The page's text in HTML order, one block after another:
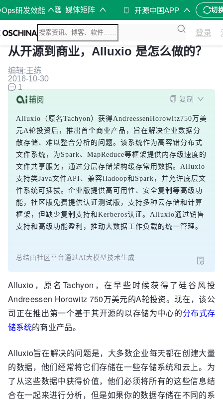
研发效能 媒体矩阵 开源中国APP 切
登录
从开源到商业，Alluxio 是怎么做的？
编辑:王练
2016-10-30
1
复制
Alluxio（原名Tachyon）获得AndreessenHorowitz750万美
元A轮投资后，推出首个商业产品，旨在解决企业数据分
散存储、难以整合分析的问题。该系统作为高容错分布式
文件系统，为Spark、MapReduce等框架提供内存级速度的
文件共享服务，通过分层存储架构缓存常用数据。Alluxio
支持类Java文件API、兼容Hadoop和Spark，并允许底层文
件系统可插拔。企业版提供高可用性、安全复制等高级功
能，社区版免费提供认证测试版，支持多种云存储和计算
框架，但缺少复制支持和Kerberos认证。Alluxio通过销售
支持和高级功能盈利，推动大数据工作负载的统一管理。
总结由社区平台通过AI大模型技术生成
Alluxio，原名Tachyon，在早些时候获得了硅谷风投
Andreessen Horowitz 750万美元的A轮投资。现在，该公
司正在推出第一个基于其开源的以存储为中心的分布式存
储系统的商业产品。
Alluxio旨在解决的问题是，大多数企业每天都在创建大量
的数据，他们经常将它们存储在一些存储系统和云上。为
了从这些数据中获得价值，他们必须将所有的这些信息结
合在一起来进行分析，但是如果你的数据存储在不同的系